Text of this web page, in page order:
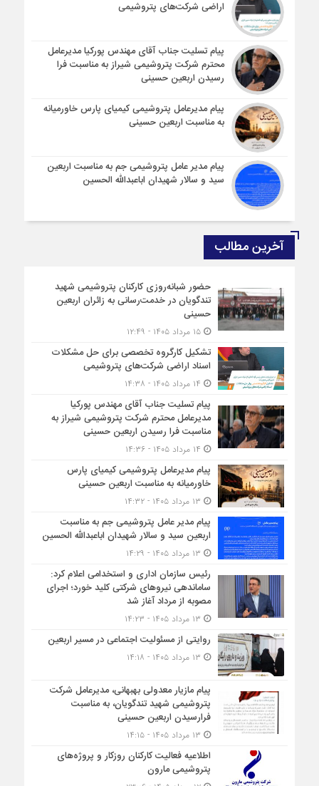
اراضی شرکت‌های پتروشیمی
پیام تسلیت جناب آقای مهندس پوركیا مدیرعامل
محترم شركت پتروشیمی شیراز به مناسبت فرا
رسیدن اربعین حسینی
پیام مدیرعامل پتروشیمی کیمیای پارس خاورمیانه
به مناسبت اربعین حسینی
پیام مدیر عامل پتروشیمی جم به مناسبت اربعین
سید و سالار شهیدان اباعبدالله الحسین
آخرین مطالب
حضور شبانه‌روزی کارکنان پتروشیمی شهید
تندگویان در خدمت‌رسانی به زائران اربعین
حسینی
۱۵ مرداد ۱۴۰۵ - ۱۲:۴۹
تشکیل کارگروه تخصصی برای حل مشکلات
اسناد اراضی شرکت‌های پتروشیمی
پیام تسلیت جناب آقای مهندس پوركیا
مدیرعامل محترم شركت پتروشیمی شیراز به
مناسبت فرا رسیدن اربعین حسینی
پیام مدیرعامل پتروشیمی کیمیای پارس
خاورمیانه به مناسبت اربعین حسینی
پیام مدیر عامل پتروشیمی جم به مناسبت
اربعین سید و سالار شهیدان اباعبدالله الحسین
رئیس سازمان اداری و استخدامی اعلام کرد:
ساماندهی نیروهای شرکتی کلید خورد؛ اجرای
مصوبه از مرداد آغاز شد
روایتی از مسئولیت اجتماعی در مسیر اربعین
پیام مازیار معدولی بهبهانی، مدیرعامل شرکت
پتروشیمی شهید تندگویان، به مناسبت
فرارسیدن اربعین حسینی
اطلاعیه فعالیت کارکنان روزکار و پروژه‌های
پتروشیمی مارون